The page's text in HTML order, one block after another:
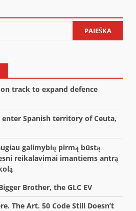
PAIEŠKA
track to expand defence
Spanish territory of Ceuta,
galimybių pirmą būstą
reikalavimai imantiems antrą
Brother, the GLC EV
The Art. 50 Code Still Doesn’t